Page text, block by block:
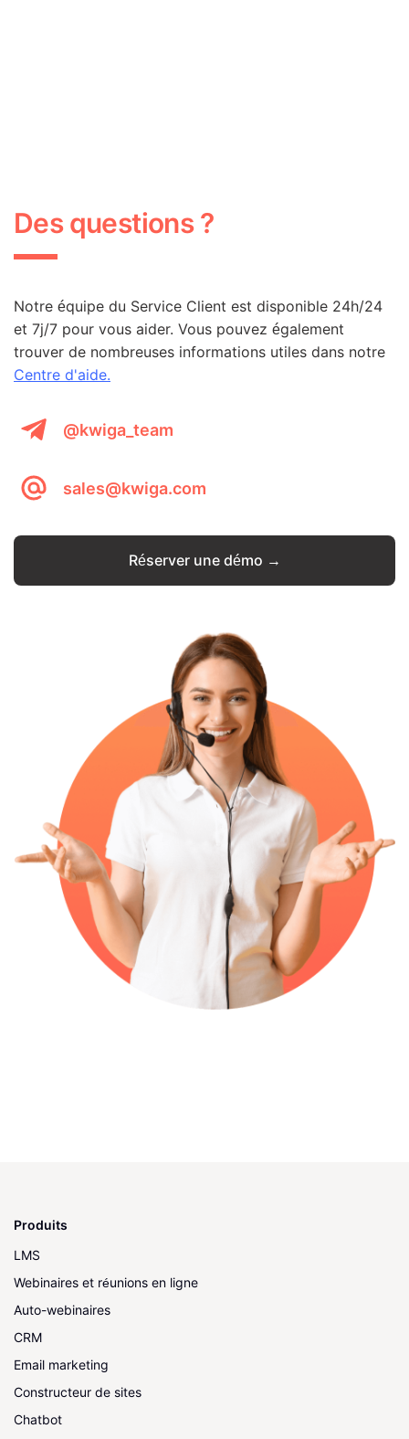
Des questions ?
Notre équipe du Service Client est disponible 24h/24
et 7j/7 pour vous aider. Vous pouvez également
trouver de nombreuses informations utiles dans notre
Centre d'aide.
@kwiga_team
sales@kwiga.com
Réserver une démo →
Produits
LMS
Webinaires et réunions en ligne
Auto-webinaires
CRM
Email marketing
Constructeur de sites
Chatbot